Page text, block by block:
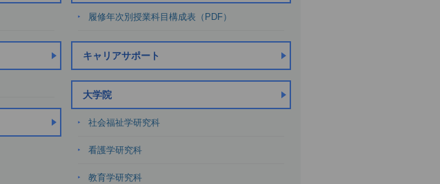
履修年次別授業科目構成表（PDF）
キャリアサポート
大学院
社会福祉学研究科
看護学研究科
教育学研究科